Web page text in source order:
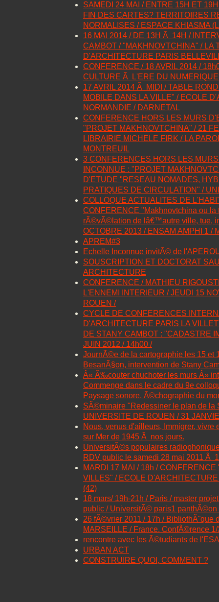
SAMEDI 24 MAI / ENTRE 15H ET
FIN DES CARTES? TERRITOIRES
NORMALISES / ESPACE KHIASMA
16 MAI 2014 / DE 13H Ã 14H /
CAMBOT / "MAKHNOVTCHINA" / LA
D'ARCHITECTURE PARIS
CONFERENCE / 18 AVRIL 2014 /
CULTURE Ã L'ERE DU
17 AVRIL 2014 Ã MIDI / TABLE
MOBILE DANS LA VILLE" / ECOLE
NORMANDIE / DARNETAL
CONFERENCE HORS LES MURS
"PROJET MAKHNOVTCHINA" / 21
LIBRAIRIE MICHELE FIRK / LA
MONTREUIL
3 CONFERENCES HORS LES
INCONNUE : "PROJET
D'ETUDE "RESEAU NOMADES,
PRATIQUES DE CIRCULATION" /
COLLOQUE ACTUALITES DE
CONFERENCE "Makhnovtchina ou la
rÃ©vÃ©lation de lâ€™autre ville, tue,
OCTOBRE 2013 / ENSAM AMPHI 1 /
APREM#3
Echelle Inconnue invitÃ© de
SOUSCRIPTION ET DOCTORAT
ARCHITECTURE
CONFERENCE / MATHIEU
L'ENNEMI INTERIEUR / JEUDI 15
ROUEN /
CYCLE DE CONFERENCES
D'ARCHITECTURE PARIS LA
DE STANY CAMBOT : "CADASTRE
JUIN 2012 / 14h00 /
JournÃ©e de la cartographie les 15 et
BesanÃ§on, intervention de Stany
Â« Ã‰couter chuchoter les murs Â»
Commenge dans le cadre du 9e
Paysage sonore, Ã©chographie du
SÃ©minaire "Redessiner le plan de la
UNIVERSITE DE ROUEN / 31
Nous, venus d'ailleurs, Immigrer,
sur Mer de 1945 Ã nos jours.
UniversitÃ©s populaires
RDV public le samedi 28 mai 2011 Ã
MARDI 17 MAI / 18h /
VILLES" / ECOLE
(42)
18 mars/ 19h-21h / Paris / master
public / UniversitÃ© paris1 panthÃ©on
26 fÃ©vrier 2011 / 17h / BibliothÃ¨que
MARSEILLE / France. ConfÃ©rence
rencontre avec les Ã©tudiants de
URBAN ACT
CONSTRUIRE QUOI, COMMENT ?